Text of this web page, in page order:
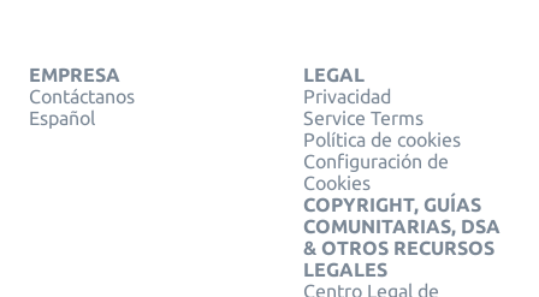
EMPRESA
Contáctanos
Español
LEGAL
Privacidad
Service Terms
Política de cookies
Configuración de
Cookies
COPYRIGHT, GUÍAS
COMUNITARIAS, DSA
& OTROS RECURSOS
LEGALES
Centro Legal de